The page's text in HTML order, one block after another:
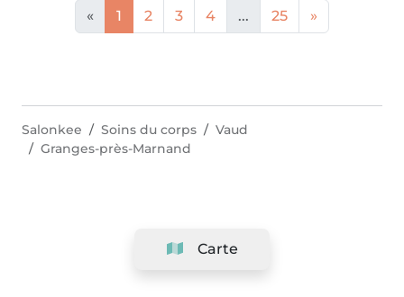
« 1 2 3 4 ... 25 »
Carte
Salonkee Soins du corps
Vaud
Granges-près-Marnand